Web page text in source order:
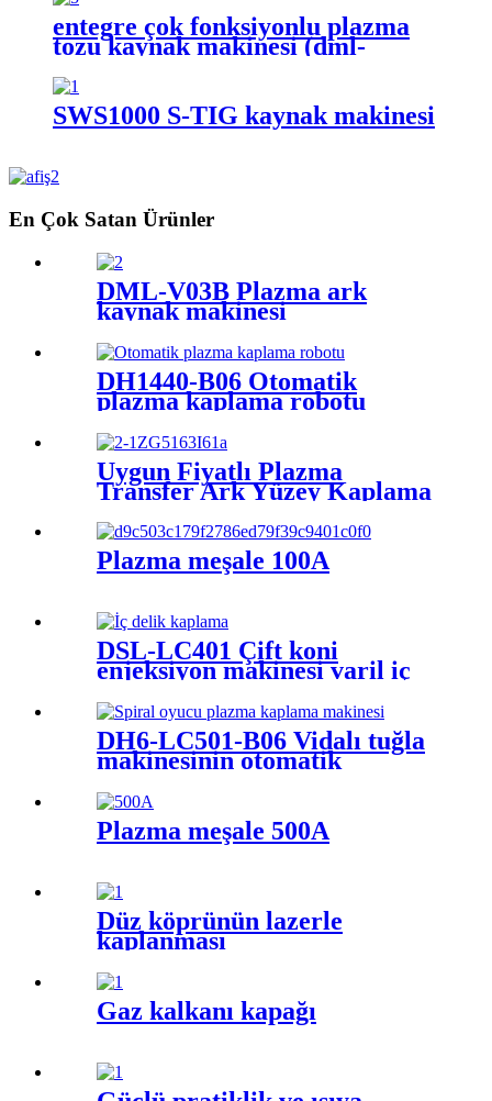
entegre çok fonksiyonlu plazma
tozu kaynak makinesi (dml-
SWS1000 S-TIG kaynak makinesi
En Çok Satan Ürünler
DML-V03B Plazma ark
kaynak makinesi
DH1440-B06 Otomatik
plazma kaplama robotu
Uygun Fiyatlı Plazma
Transfer Ark Yüzey Kaplama
Plazma meşale 100A
DSL-LC401 Çift koni
enjeksiyon makinesi varil iç
DH6-LC501-B06 Vidalı tuğla
makinesinin otomatik
Plazma meşale 500A
Düz köprünün lazerle
kaplanması
Gaz kalkanı kapağı